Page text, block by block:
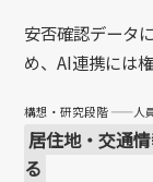
安否確認データ
め、AI連携には
構想・研究段階 ——人
居住地・交通
る